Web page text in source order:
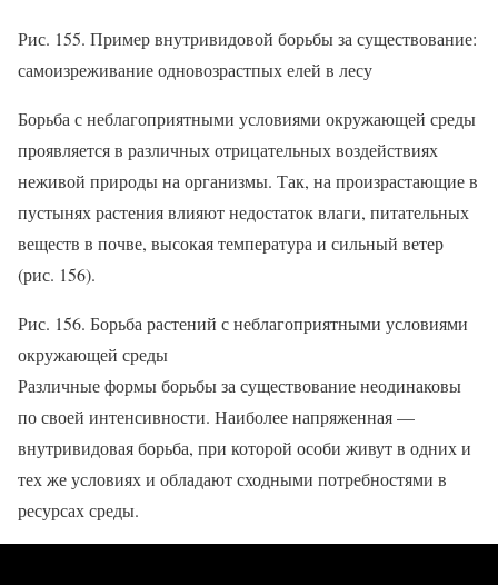
Рис. 155. Пример внутривидовой борьбы за существование:
самоизреживание одновозрастпых елей в лесу
Борьба с неблагоприятными условиями окружающей среды
проявляется в различных отрицательных воздействиях
неживой природы на организмы. Так, на произрастающие в
пустынях растения влияют недостаток влаги, питательных
веществ в почве, высокая температура и сильный ветер
(рис. 156).
Рис. 156. Борьба растений с неблагоприятными условиями
окружающей среды
Различные формы борьбы за существование неодинаковы
по своей интенсивности. Наиболее напряженная —
внутривидовая борьба, при которой особи живут в одних и
тех же условиях и обладают сходными потребностями в
ресурсах среды.